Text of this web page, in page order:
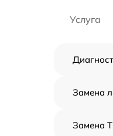
Услуга
Замена
Замена